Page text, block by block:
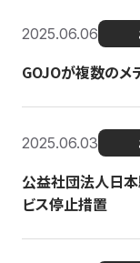
2025.06.06
GOJOが複数のメ
2025.06.03
公益社団法人日
ビス停止措置